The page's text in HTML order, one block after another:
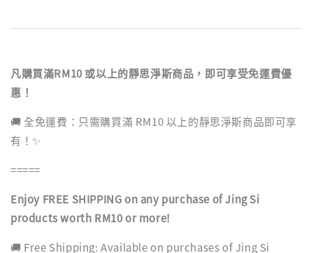
凡購買滿RM10 或以上的靜思淨斯商品，即可享受免運費優
惠！
🚚 全免運費：只需購買滿 RM10 以上的靜思淨斯商品即可享
有！✨
=====
Enjoy FREE SHIPPING on any purchase of Jing Si
products worth RM10 or more!
🚚 Free Shipping: Available on purchases of Jing Si